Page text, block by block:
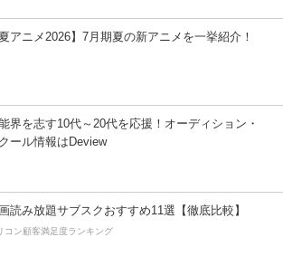
夏アニメ2026】7月期夏の新アニメを一挙紹介！
界を志す10代～20代を応援！オーディション・
ール情報はDeview
読み放題サブスクおすすめ11選【徹底比較】
コン顧客満足度ランキング